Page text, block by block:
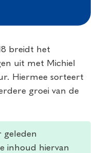
breidt het
uit met Michiel
Hiermee sorteert
groei van de
geleden
inhoud hiervan